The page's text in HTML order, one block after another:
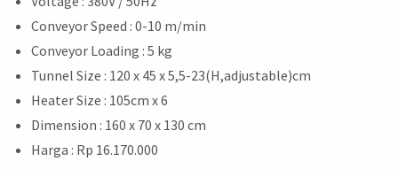
Conveyor Speed : 0-10 m/min
Conveyor Loading : 5 kg
Tunnel Size : 120 x 45 x 5,5-23(H,adjustable)cm
Heater Size : 105cm x 6
Dimension : 160 x 70 x 130 cm
Harga : Rp 16.170.000